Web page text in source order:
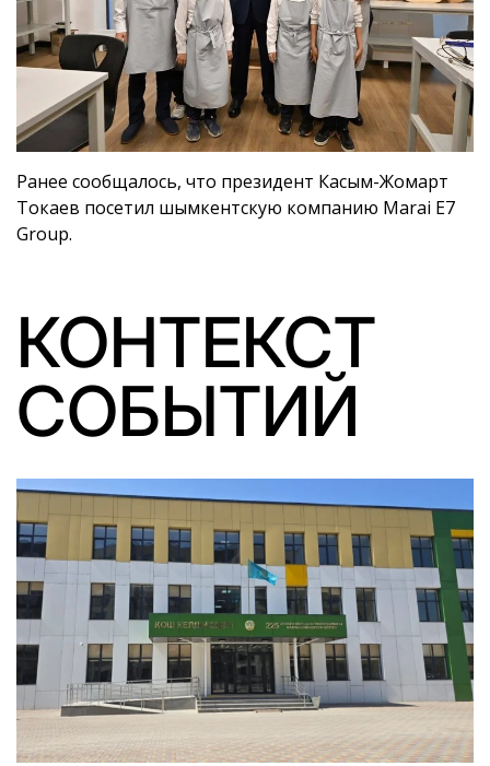
Ранее сообщалось, что президент Касым-Жомарт
Токаев посетил шымкентскую компанию Marai E7
Group.
КОНТЕКСТ
СОБЫТИЙ